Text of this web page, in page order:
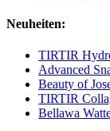
Neuheiten:
TIRTIR
Advanced
Beauty of
TIRTIR
Bellawa